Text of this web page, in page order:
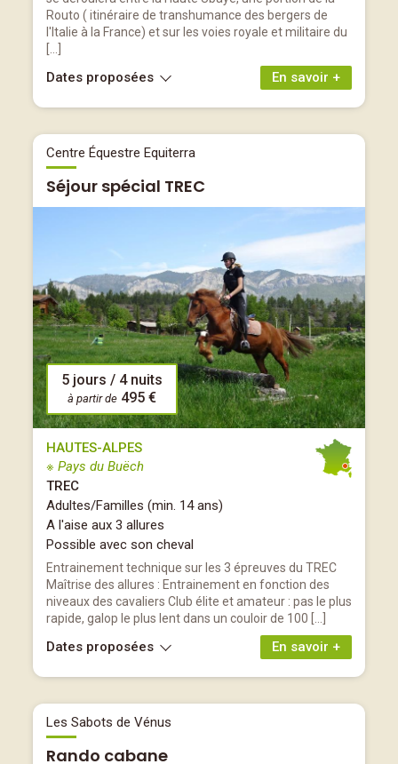
Routo ( itinéraire de transhumance des bergers de
l'Italie à la France) et sur les voies royale et militaire du
En savoir +
Dates proposées
Centre Équestre Equiterra
Séjour spécial TREC
5 jours / 4 nuits
à partir de 495 €
HAUTES-ALPES
※ Pays du Buëch
TREC
Adultes/Familles (min. 14 ans)
A l'aise aux 3 allures
Possible avec son cheval
Entrainement technique sur les 3 épreuves du TREC
Maîtrise des allures : Entrainement en fonction des
niveaux des cavaliers Club élite et amateur : pas le plus
rapide, galop le plus lent dans un couloir de 100 […]
En savoir +
Dates proposées
Les Sabots de Vénus
Rando cabane